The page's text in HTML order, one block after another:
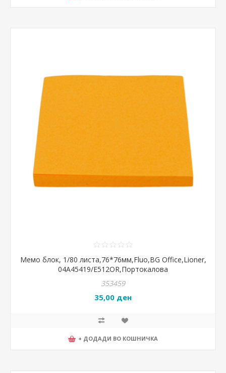
Мемо блок, 1/80 листа,76*76мм,Fluo,BG Office,Lioner,
04A45419/E512OR,Портокалова
353459
35,00 ден
+ ДОДАДИ ВО КОШНИЧКА